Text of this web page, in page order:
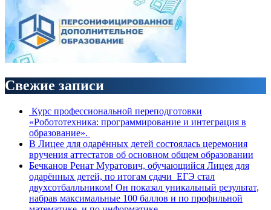
Свежие записи
Курс профессиональной переподготовки
«Робототехника: программирование и интеграция в
образование».
В Лицее для одарённых детей состоялась церемония
вручения аттестатов об основном общем образовании
Бечканов Ренат Муратович, обучающийся Лицея для
одарённых детей, по итогам сдачи ЕГЭ стал
двухсотбалльником! Он показал уникальный результат,
набрав максимальные 100 баллов и по профильной